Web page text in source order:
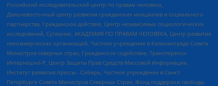
Российский исследовательский центр по правам человека,
Дальневосточный центр развития гражданских инициатив и социального
партнерства, Гражданское действие, Центр независимых социологических
исследований, Сутяжник, АКАДЕМИЯ ПО ПРАВАМ ЧЕЛОВЕКА, Центр развития
некоммерческих организаций, Частное учреждение в Калининграде Совета
Министров северных стран, Гражданское содействие, Трансперенси
Интернешнл-Р, Центр Защиты Прав Средств Массовой Информации,
Институт развития прессы - Сибирь, Частное учреждение в Санкт-
Петербурге Совета Министров Северных Стран, Фонд поддержки свободы